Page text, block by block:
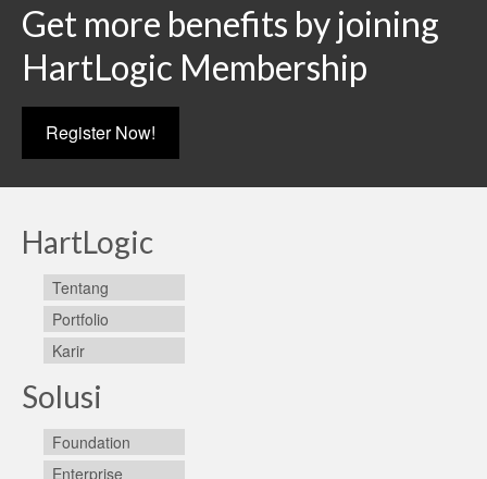
Get more benefits by joining
HartLogic Membership
Register Now!
HartLogic
Tentang
Portfolio
Karir
Solusi
Foundation
Enterprise